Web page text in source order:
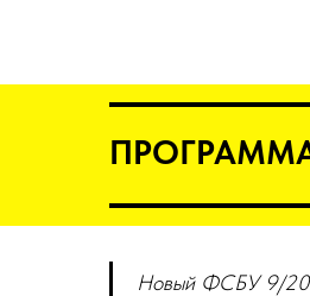
Новый ФСБУ 9/